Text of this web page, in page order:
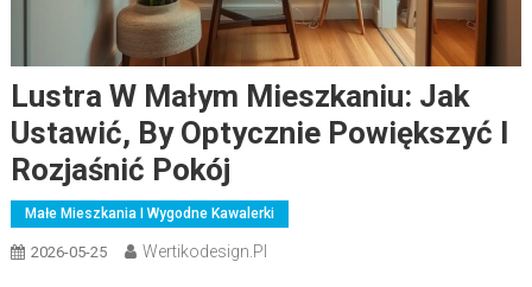
Lustra W Małym Mieszkaniu: Jak
Ustawić, By Optycznie Powiększyć I
Rozjaśnić Pokój
Małe Mieszkania I Wygodne Kawalerki
2026-05-25 Wertikodesign.pl